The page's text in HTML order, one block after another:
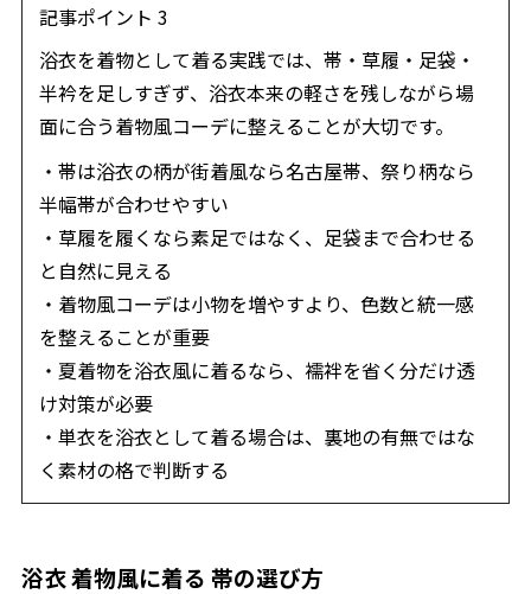
記事ポイント 3
浴衣を着物として着る実践では、帯・草履・足袋・
半衿を足しすぎず、浴衣本来の軽さを残しながら場
面に合う着物風コーデに整えることが大切です。
・帯は浴衣の柄が街着風なら名古屋帯、祭り柄なら
半幅帯が合わせやすい
・草履を履くなら素足ではなく、足袋まで合わせる
と自然に見える
・着物風コーデは小物を増やすより、色数と統一感
を整えることが重要
・夏着物を浴衣風に着るなら、襦袢を省く分だけ透
け対策が必要
・単衣を浴衣として着る場合は、裏地の有無ではな
く素材の格で判断する
浴衣 着物風に着る 帯の選び方